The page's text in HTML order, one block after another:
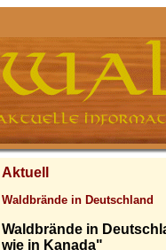
Aktuell
Waldbrände in Deutschland
Waldbrände in
wie in Kanada"